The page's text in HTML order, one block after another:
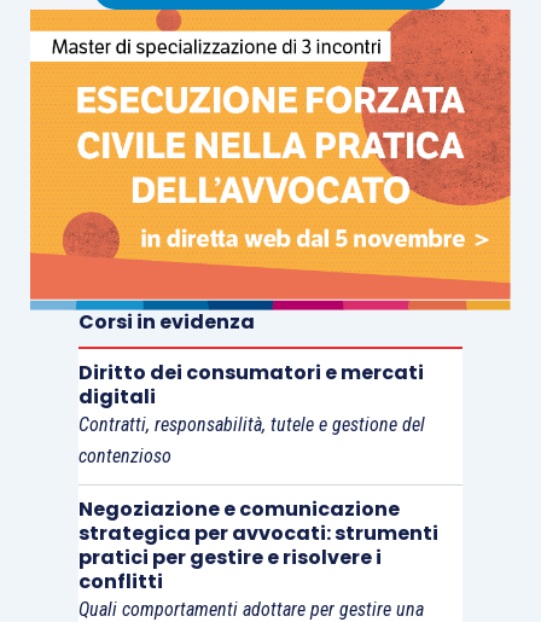
Corsi in evidenza
Diritto dei consumatori e mercati
digitali
Contratti, responsabilità, tutele e gestione del
contenzioso
Negoziazione e comunicazione
strategica per avvocati: strumenti
pratici per gestire e risolvere i
conflitti
Quali comportamenti adottare per gestire una